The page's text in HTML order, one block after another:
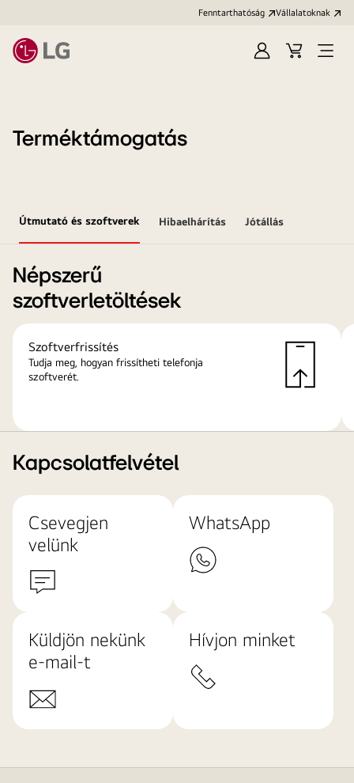
Fenntarthatóság Vállalatoknak
Bejelentkezés
KosárMenü
Terméktámogatás
Útmutató és szoftverek Hibaelhárítás Jótállás
Népszerű
szoftverletöltések
Szoftverfrissítés
Tudja meg, hogyan frissítheti telefonja
szoftverét.
Kapcsolatfelvétel
Csevegjen
velünk
WhatsApp
Küldjön nekünk
e-mail-t
Hívjon minket